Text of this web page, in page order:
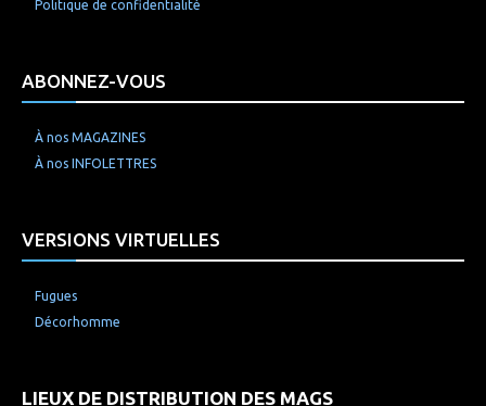
Politique de confidentialité
ABONNEZ-VOUS
À nos MAGAZINES
À nos INFOLETTRES
VERSIONS VIRTUELLES
Fugues
Décorhomme
LIEUX DE DISTRIBUTION DES MAGS